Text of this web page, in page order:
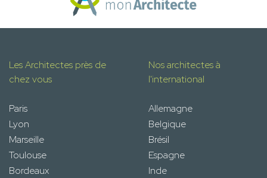
Les Architectes près de
chez vous
Paris
Lyon
Marseille
Toulouse
Bordeaux
Nos architectes à
l'international
Allemagne
Belgique
Brésil
Espagne
Inde